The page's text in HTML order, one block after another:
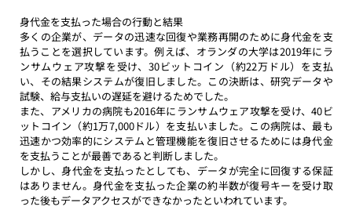
身代金を支払った場合の行動と結果
多くの企業が、データの迅速な回復や業務再開のために身代金を支
払うことを選択しています。例えば、オランダの大学は2019年にラ
ンサムウェア攻撃を受け、30ビットコイン（約22万ドル）を支払
い、その結果システムが復旧しました。この決断は、研究データや
試験、給与支払いの遅延を避けるためでした。
また、アメリカの病院も2016年にランサムウェア攻撃を受け、40ビ
ットコイン（約1万7,000ドル）を支払いました。この病院は、最も
迅速かつ効率的にシステムと管理機能を復旧させるためには身代金
を支払うことが最善であると判断しました。
しかし、身代金を支払ったとしても、データが完全に回復する保証
はありません。身代金を支払った企業の約半数が復号キーを受け取
った後もデータアクセスができなかったといわれています。